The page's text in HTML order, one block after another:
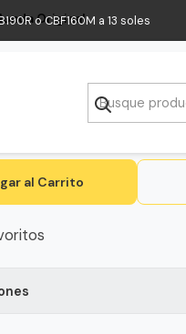
o CBF160M a 13 soles
Original
rojo CBF150
al Carrito